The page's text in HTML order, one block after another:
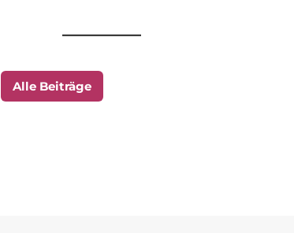
Alle Beiträge